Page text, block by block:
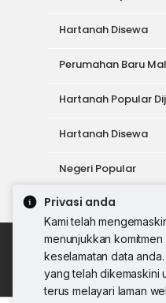
Privasi anda
Kami telah
menunjukkan komitmen
keselamatan data
yang telah dikemaskini
terus melayari laman
Hartanah Disewa
Perumahan Baru
Hartanah Popular
Hartanah Disewa
Negeri Popular
Alat
Dasar
Syarat
© 2026